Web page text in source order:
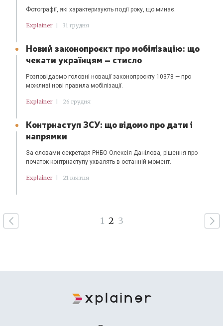
Фотографії, які характеризують події року, що минає.
Explainer | 31 грудня
Новий законопроєкт про мобілізацію: що
чекати українцям – стисло
Розповідаємо головні новації законопроєкту 10378 — про
можливі нові правила мобілізації.
Explainer | 26 грудня
Контрнаступ ЗСУ: що відомо про дати і
напрямки
За словами секретаря РНБО Олексія Данілова, рішення про
початок контрнаступу ухвалять в останній момент.
Explainer | 21 квітня
1 2 3